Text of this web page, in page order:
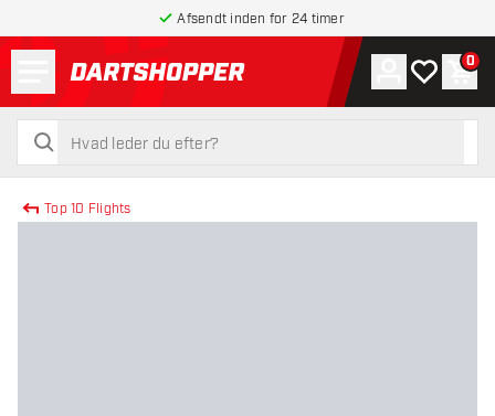
Afsendt inden for 24 timer
tilbage til forsiden
søg
søg
Konto
Min 0
Top 10 Flights